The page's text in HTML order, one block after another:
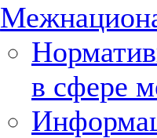
в сфере